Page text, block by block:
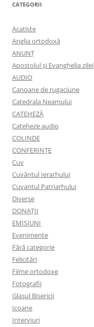
CATEGORII
Acatiste
Anglia ortodoxă
ANUNŢ
Apostolul şi Evanghelia zilei
AUDIO
Canoane de rugaciune
Catedrala Neamului
CATEHEZĂ
Cateheze audio
COLINDE
CONFERINȚE
Cuv
Cuvântul Ierarhului
Cuvantul Patriarhului
Diverse
DONAȚII
EMISIUNI
Evenimente
Fără categorie
Felicitări
Filme ortodoxe
Fotografii
Glasul Bisericii
Icoane
Interviuri